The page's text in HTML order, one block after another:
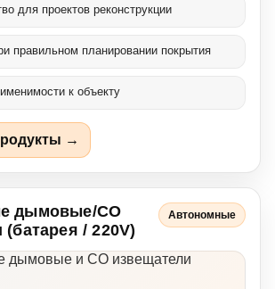
для проектов реконструкции
правильном планировании покрытия
к объекту
→
дымовые/CO
/ 220V)
Автономные